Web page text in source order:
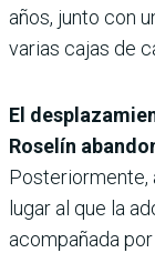
años, junto con
varias cajas de
El
Roselín
Posteriormente,
lugar al que la
acompañada